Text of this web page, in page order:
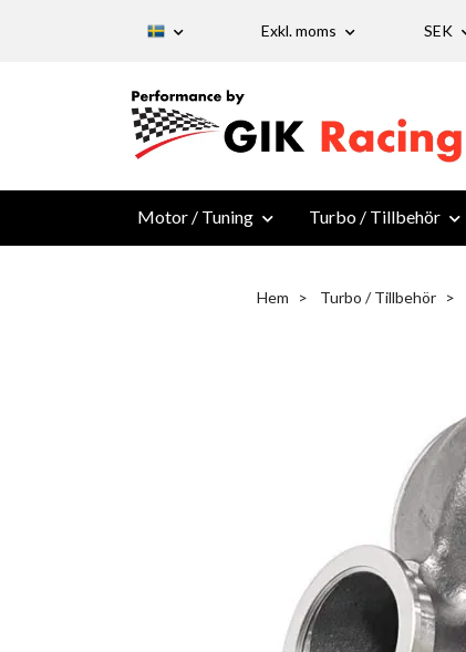
Exkl. moms SEK
Motor / Tuning Turbo / Tillbehör
Hem Turbo / Tillbehör